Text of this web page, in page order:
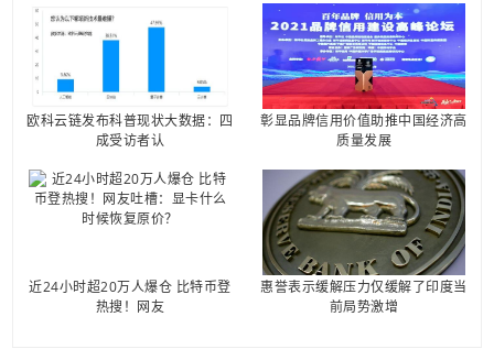
欧科云链发布科普现状大数据：四
成受访者认
彰显品牌信用价值助推中国经济高
质量发展
近24小时超20万人爆仓 比特币登
热搜！网友
惠誉表示缓解压力仅缓解了印度当
前局势激增